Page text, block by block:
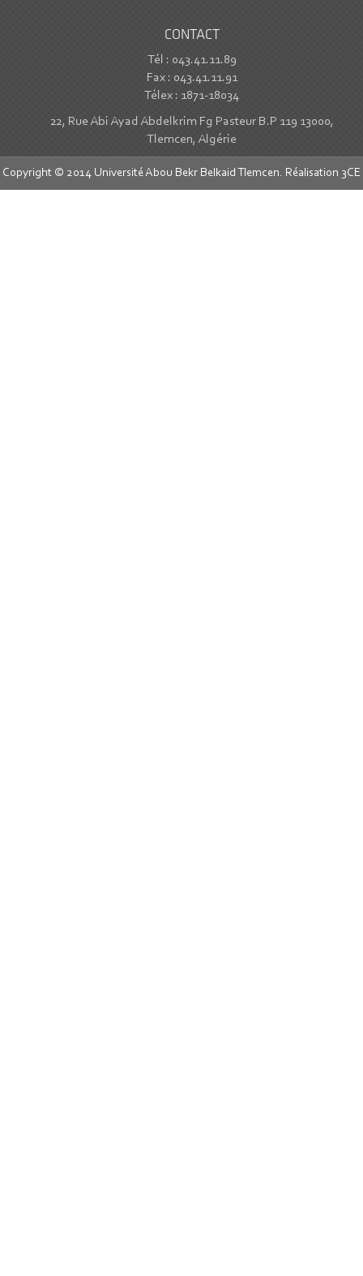
CONTACT
Tél : 043.41.11.89
Fax : 043.41.11.91
Télex : 1871-18034
22, Rue Abi Ayad Abdelkrim Fg Pasteur B.P 119 13000,
Tlemcen, Algérie
Copyright © 2014 Université Abou Bekr Belkaid Tlemcen. Réalisation 3CE